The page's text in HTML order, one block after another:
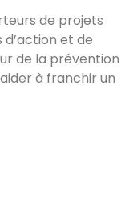
de projets
et de
de la prévention
à franchir un